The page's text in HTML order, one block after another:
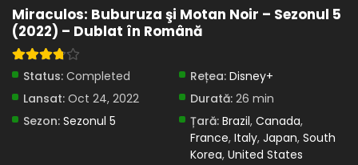
Episodul 19 – Prefacere
Eps 19 - Prefacere - 9 April, 2025
Episodul 18 – Emoție
Eps 18 - Emoție - 9 April, 2025
Miraculos: Buburuza și Motan Noir – Sezonul 5
Episodul 17 – Adorație
Miraculos: Buburuza şi Motan Noir – Sezonul 5
(2022) – Dublat în Română
Status: Completed Rețea: Disney+
Lansat: Oct 24, 2022 Durată: 26 min
Sezon: Sezonul 5 Țară: Brazil, Canada,
France, Italy, Japan, South
Korea, United States